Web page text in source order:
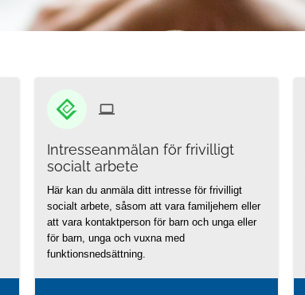
Intresseanmälan för frivilligt
socialt arbete
Här kan du anmäla ditt intresse för frivilligt
socialt arbete, såsom att vara familjehem eller
att vara kontaktperson för barn och unga eller
för barn, unga och vuxna med
funktionsnedsättning.